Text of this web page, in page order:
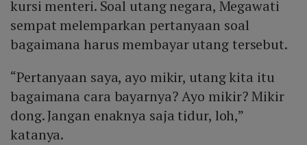
kursi menteri. Soal utang negara, Megawati
sempat melemparkan pertanyaan soal
bagaimana harus membayar utang tersebut.
“Pertanyaan saya, ayo mikir, utang kita itu
bagaimana cara bayarnya? Ayo mikir? Mikir
dong. Jangan enaknya saja tidur, loh,”
katanya.